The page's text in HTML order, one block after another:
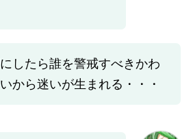
したら誰を警戒すべきかわ
から迷いが生まれる・・・